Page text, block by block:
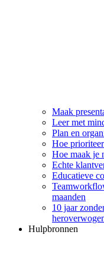
Maak
Leer met
Plan en
Hoe
Hoe maak je
Echte
Educatieve
maanden
10 jaar
Hulpbronnen